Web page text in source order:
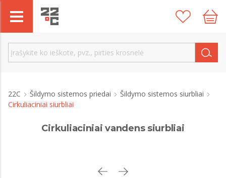
22C Šildymo sistemos priedai
Šildymo sistemos siurbliai
Cirkuliaciniai siurbliai
Cirkuliaciniai vandens siurbliai